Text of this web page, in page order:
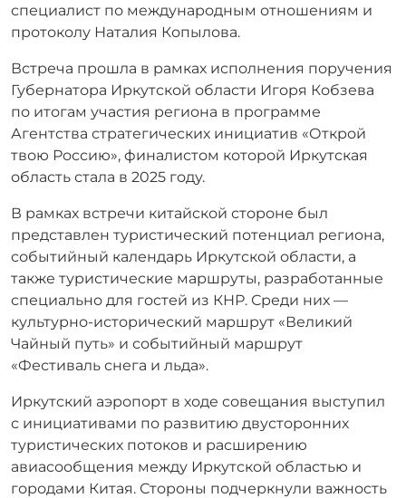
специалист по международным отношениям и
протоколу Наталия Копылова.
Встреча прошла в рамках исполнения поручения
Губернатора Иркутской области Игоря Кобзева
по итогам участия региона в программе
Агентства стратегических инициатив «Открой
твою Россию», финалистом которой Иркутская
область стала в 2025 году.
В рамках встречи китайской стороне был
представлен туристический потенциал региона,
событийный календарь Иркутской области, а
также туристические маршруты, разработанные
специально для гостей из КНР. Среди них —
культурно-исторический маршрут «Великий
Чайный путь» и событийный маршрут
«Фестиваль снега и льда».
Иркутский аэропорт в ходе совещания выступил
с инициативами по развитию двусторонних
туристических потоков и расширению
авиасообщения между Иркутской областью и
городами Китая. Стороны подчеркнули важность